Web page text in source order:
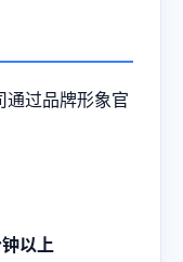
通过品牌形象官
以上